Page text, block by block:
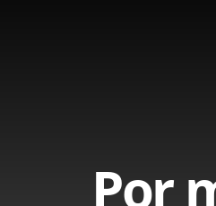
Por